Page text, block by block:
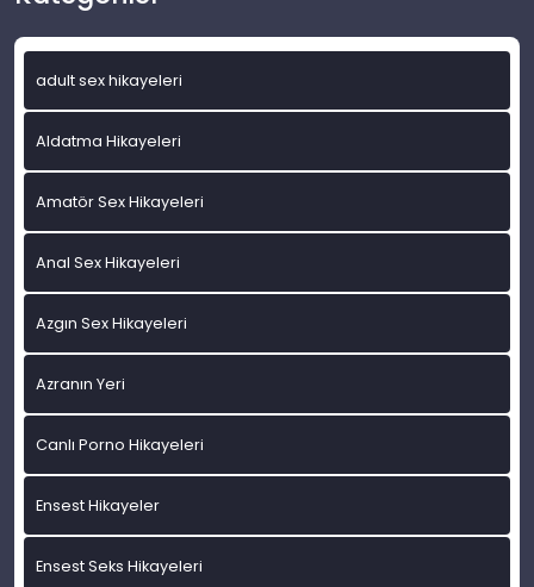
adult sex hikayeleri
Aldatma Hikayeleri
Amatör Sex Hikayeleri
Anal Sex Hikayeleri
Azgın Sex Hikayeleri
Azranın Yeri
Canlı Porno Hikayeleri
Ensest Hikayeler
Ensest Seks Hikayeleri